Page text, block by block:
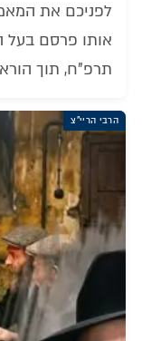
לפניכם את
אותו פרסם בעל
תרפ"ח, תוך
הרבי הריי"צ